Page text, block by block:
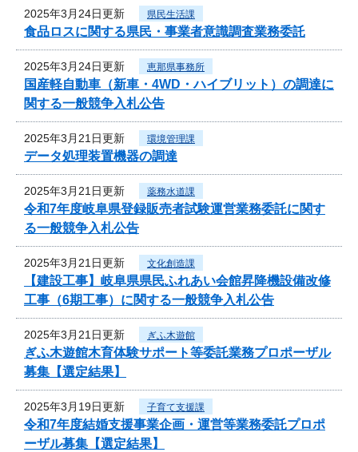
2025年3月24日更新 県民生活課
食品ロスに関する県民・事業者意識調査業務委託
2025年3月24日更新 恵那県事務所
国産軽自動車（新車・4WD・ハイブリット）の調達に
関する一般競争入札公告
2025年3月21日更新 環境管理課
データ処理装置機器の調達
2025年3月21日更新 薬務水道課
令和7年度岐阜県登録販売者試験運営業務委託に関す
る一般競争入札公告
2025年3月21日更新 文化創造課
【建設工事】岐阜県県民ふれあい会館昇降機設備改修
工事（6期工事）に関する一般競争入札公告
2025年3月21日更新 ぎふ木遊館
ぎふ木遊館木育体験サポート等委託業務プロポーザル
募集【選定結果】
2025年3月19日更新 子育て支援課
令和7年度結婚支援事業企画・運営等業務委託プロポ
ーザル募集【選定結果】